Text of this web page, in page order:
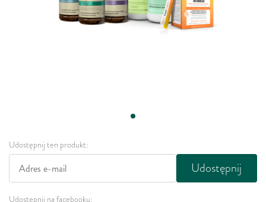
Udostępnij ten produkt:
Udostępnij
Udostępnij na facebooku: